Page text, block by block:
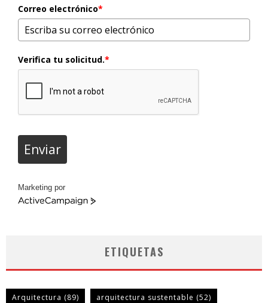
Correo electrónico*
Verifica tu solicitud.*
Enviar
Marketing por
ActiveCampaign
ETIQUETAS
Arquitectura (89) arquitectura sustentable (52)